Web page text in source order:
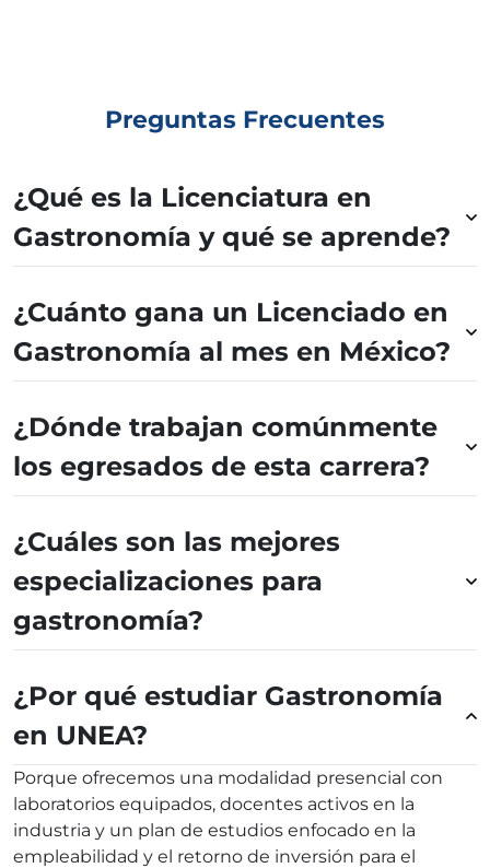
Preguntas Frecuentes
¿Qué es la Licenciatura en
Gastronomía y qué se aprende?
¿Cuánto gana un Licenciado en
Gastronomía al mes en México?
¿Dónde trabajan comúnmente
los egresados de esta carrera?
¿Cuáles son las mejores
especializaciones para
gastronomía?
¿Por qué estudiar Gastronomía
en UNEA?
Porque ofrecemos una modalidad presencial con
laboratorios equipados, docentes activos en la
industria y un plan de estudios enfocado en la
empleabilidad y el retorno de inversión para el